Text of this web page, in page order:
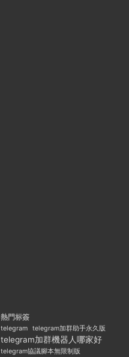
熱門标簽
telegram telegram加群助手永久版
telegram加群機器人哪家好
telegram協議腳本無限制版